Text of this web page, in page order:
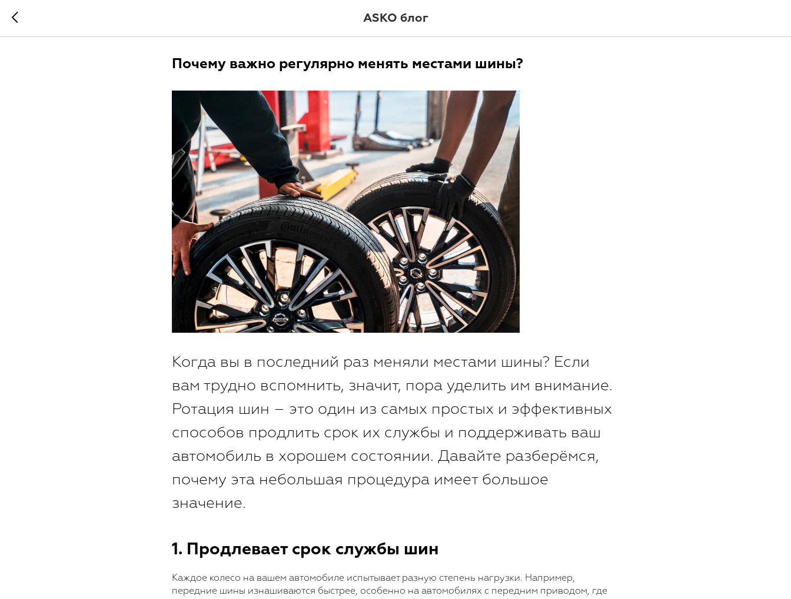
ASKO блог
Почему важно регулярно менять местами шины?
Когда вы в последний раз меняли местами шины? Если
вам трудно вспомнить, значит, пора уделить им внимание.
Ротация шин – это один из самых простых и эффективных
способов продлить срок их службы и поддерживать ваш
автомобиль в хорошем состоянии. Давайте разберёмся,
почему эта небольшая процедура имеет большое
значение.
1. Продлевает срок службы шин
Каждое колесо на вашем автомобиле испытывает разную степень нагрузки. Например,
передние шины изнашиваются быстрее, особенно на автомобилях с передним приводом, где